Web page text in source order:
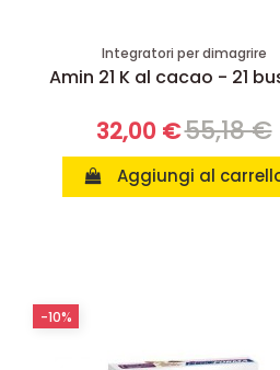
Integratori per dimagrire
Amin 21 K al cacao - 21
32,00 €55,18 €
Aggiungi al
-10%